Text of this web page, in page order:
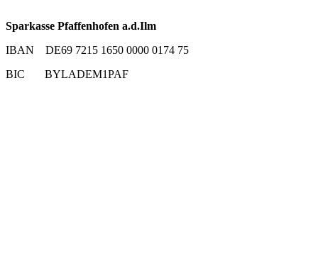
Sparkasse Pfaffenhofen a.d.Ilm
IBAN DE69 7215 1650 0000 0174 75
BIC BYLADEM1PAF